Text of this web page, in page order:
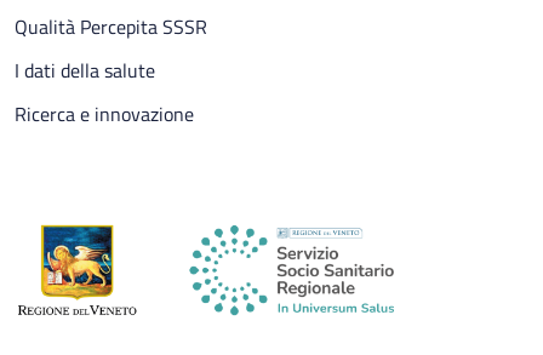
Qualità Percepita SSSR
I dati della salute
Ricerca e innovazione